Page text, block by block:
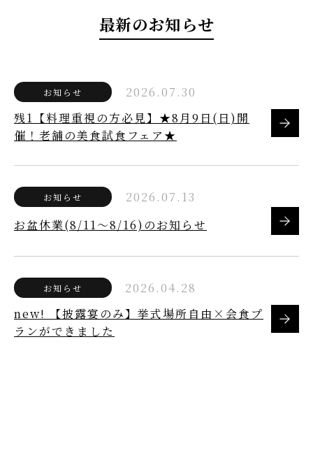
最新のお知らせ
お知らせ
2026.07.30
残1【料理重視の方必見】★8月9日(日)開
催！老舗の美食試食フェア★
お知らせ
2026.07.13
お盆休業(8/11～8/16)のお知らせ
お知らせ
2026.04.28
new! 【披露宴のみ】挙式場所自由×会食プ
ランができました